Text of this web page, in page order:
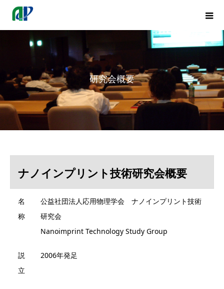
研究会概要
ナノインプリント技術研究会概要
名
称
公益社団法人応用物理学会 ナノインプリント技術
研究会
Nanoimprint Technology Study Group
説
立
2006年発足